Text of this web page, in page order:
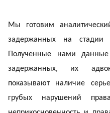
Мы готовим
задержанных на стадии
Полученные нами данные
задержанных, их
показывают наличие
грубых нарушений